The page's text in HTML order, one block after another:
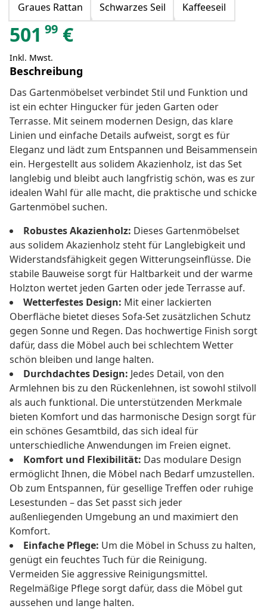
Graues Rattan
Schwarzes Seil Kaffeeseil
501 99 €
Inkl. Mwst.
Beschreibung
Das Gartenmöbelset verbindet Stil und Funktion und
ist ein echter Hingucker für jeden Garten oder
Terrasse. Mit seinem modernen Design, das klare
Linien und einfache Details aufweist, sorgt es für
Eleganz und lädt zum Entspannen und Beisammensein
ein. Hergestellt aus solidem Akazienholz, ist das Set
langlebig und bleibt auch langfristig schön, was es zur
idealen Wahl für alle macht, die praktische und schicke
Gartenmöbel suchen.
Robustes Akazienholz: Dieses Gartenmöbelset
aus solidem Akazienholz steht für Langlebigkeit und
Widerstandsfähigkeit gegen Witterungseinflüsse. Die
stabile Bauweise sorgt für Haltbarkeit und der warme
Holzton wertet jeden Garten oder jede Terrasse auf.
Wetterfestes Design: Mit einer lackierten
Oberfläche bietet dieses Sofa-Set zusätzlichen Schutz
gegen Sonne und Regen. Das hochwertige Finish sorgt
dafür, dass die Möbel auch bei schlechtem Wetter
schön bleiben und lange halten.
Durchdachtes Design: Jedes Detail, von den
Armlehnen bis zu den Rückenlehnen, ist sowohl stilvoll
als auch funktional. Die unterstützenden Merkmale
bieten Komfort und das harmonische Design sorgt für
ein schönes Gesamtbild, das sich ideal für
unterschiedliche Anwendungen im Freien eignet.
Komfort und Flexibilität: Das modulare Design
ermöglicht Ihnen, die Möbel nach Bedarf umzustellen.
Ob zum Entspannen, für gesellige Treffen oder ruhige
Lesestunden – das Set passt sich jeder
außenliegenden Umgebung an und maximiert den
Komfort.
Einfache Pflege: Um die Möbel in Schuss zu halten,
genügt ein feuchtes Tuch für die Reinigung.
Vermeiden Sie aggressive Reinigungsmittel.
Regelmäßige Pflege sorgt dafür, dass die Möbel gut
aussehen und lange halten.